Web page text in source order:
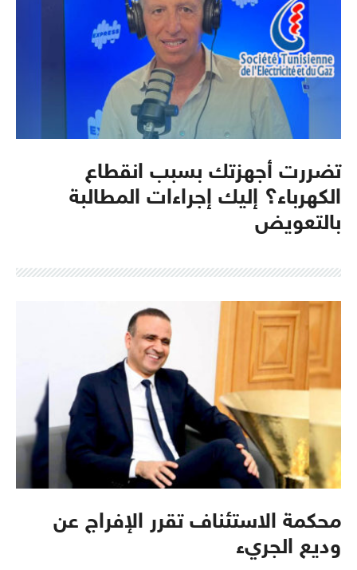
تضررت أجهزتك بسبب انقطاع
الكهرباء؟ إليك إجراءات المطالبة
بالتعويض
محكمة الاستئناف تقرر الإفراج عن
وديع الجريء